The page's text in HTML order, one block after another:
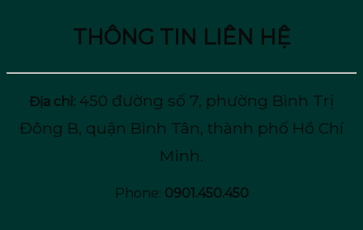
THÔNG TIN LIÊN HỆ
Địa chỉ: 450 đường số 7, phường Bình Trị
Đông B, quận Bình Tân, thành phố Hồ Chí
Minh.
Phone: 0901.450.450